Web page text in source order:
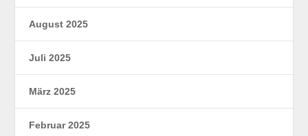
August 2025
Juli 2025
März 2025
Februar 2025